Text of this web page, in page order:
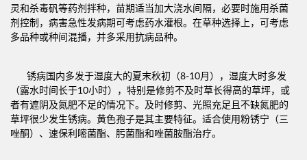
灵和杀毒矾等药剂拌种，苗期适当加大浇水间隔，必要时施用杀菌
剂控制，病害急性发病期可考虑药水灌根。在草种选择上，可考虑
多品种或种间混播，并多采用抗病品种。
锈病国内多发于湿度大的夏末秋初（8-10月），湿度大时多发
（露水时间长于10小时），特别是修剪不及时草长得高的草坪，或
者有遮阴及氮肥不足的情况下。及时修剪、光照充足且不缺氮肥的
草坪很少发生锈病。黄色孢子是其主要特征。适合使用粉锈宁（三
唑酮）、速保利嘧菌酯、肟菌酯和唑菌胺酯治疗。